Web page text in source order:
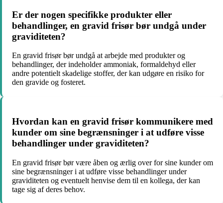
Er der nogen specifikke produkter eller
behandlinger, en gravid frisør bør undgå under
graviditeten?
En gravid frisør bør undgå at arbejde med produkter og
behandlinger, der indeholder ammoniak, formaldehyd eller
andre potentielt skadelige stoffer, der kan udgøre en risiko for
den gravide og fosteret.
Hvordan kan en gravid frisør kommunikere med
kunder om sine begrænsninger i at udføre visse
behandlinger under graviditeten?
En gravid frisør bør være åben og ærlig over for sine kunder om
sine begrænsninger i at udføre visse behandlinger under
graviditeten og eventuelt henvise dem til en kollega, der kan
tage sig af deres behov.